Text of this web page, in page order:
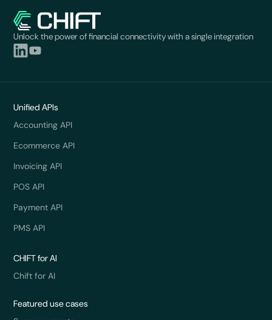
Unlock the power of financial connectivity with a single integration
Unified APIs
Accounting API
Ecommerce API
Invoicing API
POS API
Payment API
PMS API
CHIFT for AI
Chift for AI
Featured use cases